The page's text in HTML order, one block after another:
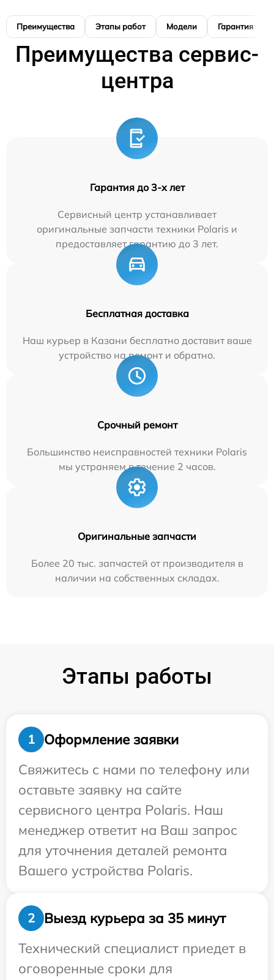
Преимущества Этапы работ Модели Гарантия
Преимущества сервис-
центра
Гарантия до 3-х лет
Сервисный центр устанавливает
оригинальные запчасти техники Polaris и
предоставляет гарантию до 3 лет.
Бесплатная доставка
Наш курьер в Казани бесплатно доставит ваше
устройство на ремонт и обратно.
Срочный ремонт
Большинство неисправностей техники Polaris
мы устраняем в течение 2 часов.
Оригинальные запчасти
Более 20 тыс. запчастей от производителя в
наличии на собственных складах.
Этапы работы
1
Оформление заявки
Свяжитесь с нами по телефону или
оставьте заявку на сайте
сервисного центра Polaris. Наш
менеджер ответит на Ваш запрос
для уточнения деталей ремонта
Вашего устройства Polaris.
2
Выезд курьера за 35 минут
Технический специалист приедет в
оговоренные сроки для